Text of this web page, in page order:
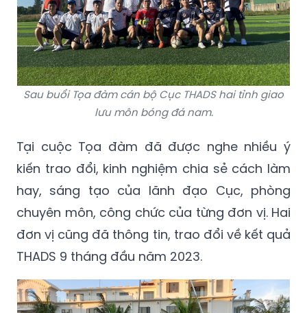
Sau buổi Tọa đàm cán bộ Cục THADS hai tỉnh giao
lưu môn bóng đá nam.
Tại cuộc Tọa đàm đã được nghe nhiều ý
kiến trao đổi, kinh nghiệm chia sẻ cách làm
hay, sáng tạo của lãnh đạo Cục, phòng
chuyên môn, công chức của từng đơn vị. Hai
đơn vị cũng đã thông tin, trao đổi về kết quả
THADS 9 tháng đầu năm 2023.